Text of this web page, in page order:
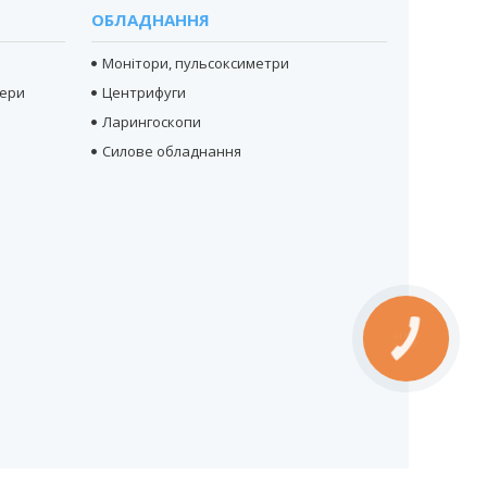
ОБЛАДНАННЯ
Монітори, пульсоксиметри
Центрифуги
Ларингоскопи
Силове обладнання
КНОПКА
ЗВ'ЯЗКУ